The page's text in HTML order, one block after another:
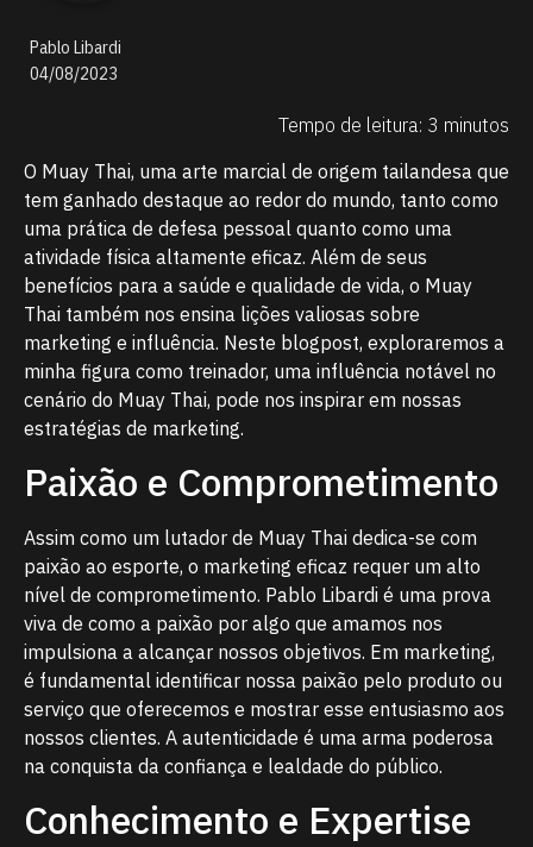
Pablo Libardi
04/08/2023
Tempo de leitura: 3 minutos
O Muay Thai, uma arte marcial de origem tailandesa que
tem ganhado destaque ao redor do mundo, tanto como
uma prática de defesa pessoal quanto como uma
atividade física altamente eficaz. Além de seus
benefícios para a saúde e qualidade de vida, o Muay
Thai também nos ensina lições valiosas sobre
marketing e influência. Neste blogpost, exploraremos a
minha figura como treinador, uma influência notável no
cenário do Muay Thai, pode nos inspirar em nossas
estratégias de marketing.
Paixão e Comprometimento
Assim como um lutador de Muay Thai dedica-se com
paixão ao esporte, o marketing eficaz requer um alto
nível de comprometimento. Pablo Libardi é uma prova
viva de como a paixão por algo que amamos nos
impulsiona a alcançar nossos objetivos. Em marketing,
é fundamental identificar nossa paixão pelo produto ou
serviço que oferecemos e mostrar esse entusiasmo aos
nossos clientes. A autenticidade é uma arma poderosa
na conquista da confiança e lealdade do público.
Conhecimento e Expertise